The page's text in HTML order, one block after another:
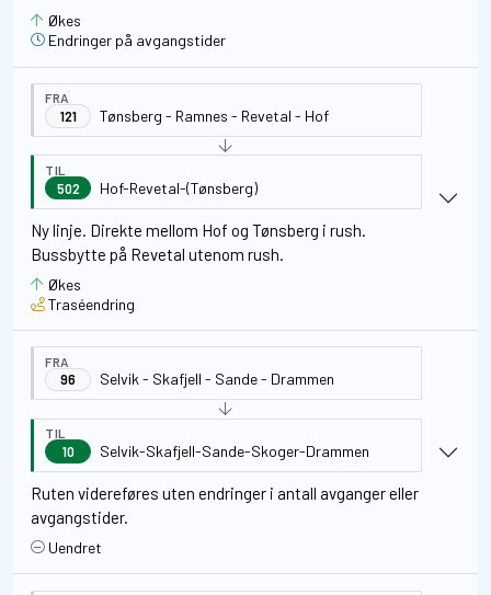
Økes
Endringer på avgangstider
FRA
121
Tønsberg - Ramnes - Revetal - Hof
TIL
502
Hof-Revetal-(Tønsberg)
Ny linje. Direkte mellom Hof og Tønsberg i rush.
Bussbytte på Revetal utenom rush.
Økes
Traséendring
FRA
96
Selvik - Skafjell - Sande - Drammen
TIL
10
Selvik-Skafjell-Sande-Skoger-Drammen
Ruten videreføres uten endringer i antall avganger eller
avgangstider.
Uendret